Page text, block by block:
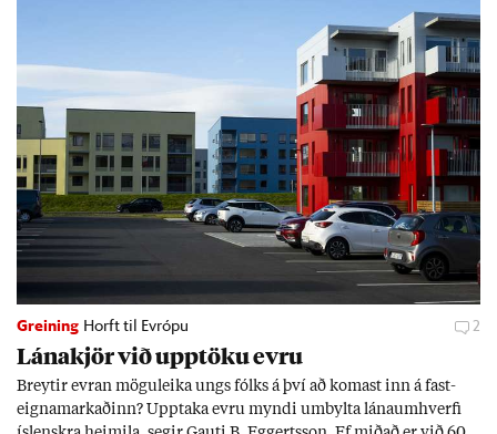
Greining Horft til Evrópu 2
Lána­kjör við upp­töku evru
Breyt­ir evr­an mögu­leika ungs fólks á því að kom­ast inn á fast­
eigna­mark­að­inn? Upp­taka evru myndi um­bylta lánaum­hverfi